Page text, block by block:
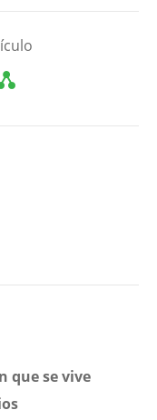
que se vive